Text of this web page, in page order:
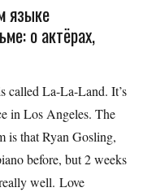
языке
о актёрах,
called La-La-Land. It’s
in Los Angeles. The
is that Ryan Gosling,
before, but 2 weeks
well. Love